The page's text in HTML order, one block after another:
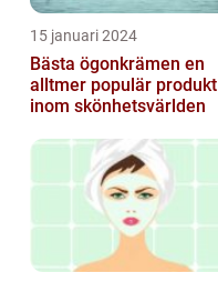
15 januari 2024
Bästa ögonkrämen en
alltmer populär produkt
inom skönhetsvärlden